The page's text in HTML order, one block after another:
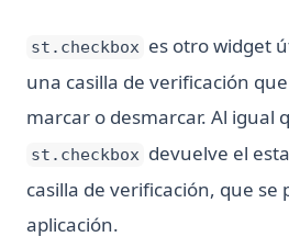
st.checkbox es otro widget
una casilla de verificación
marcar o desmarcar. Al igual
st.checkbox devuelve el
casilla de verificación, que se
aplicación.